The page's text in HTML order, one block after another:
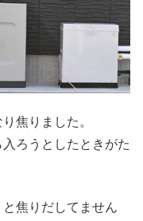
焦りました。
ろうとしたときがた
焦りだしてません